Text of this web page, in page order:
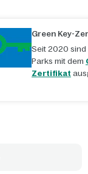
Green Key-
Seit 2020
Parks mit dem
Zertifikat